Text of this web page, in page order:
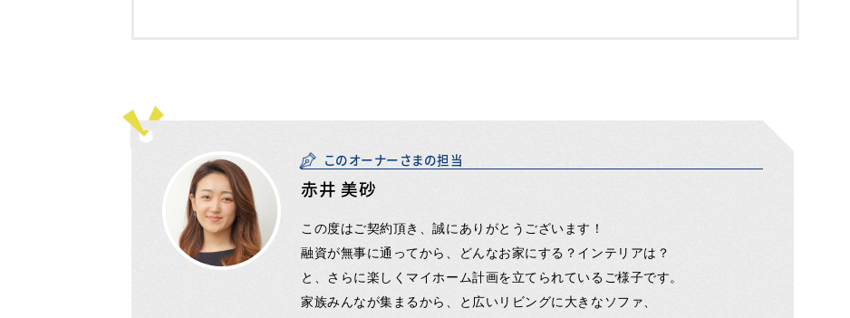
このオーナーさまの担当
赤井 美砂
この度はご契約頂き、誠にありがとうございます！
融資が無事に通ってから、どんなお家にする？インテリアは？
と、さらに楽しくマイホーム計画を立てられているご様子です。
家族みんなが集まるから、と広いリビングに大きなソファ、